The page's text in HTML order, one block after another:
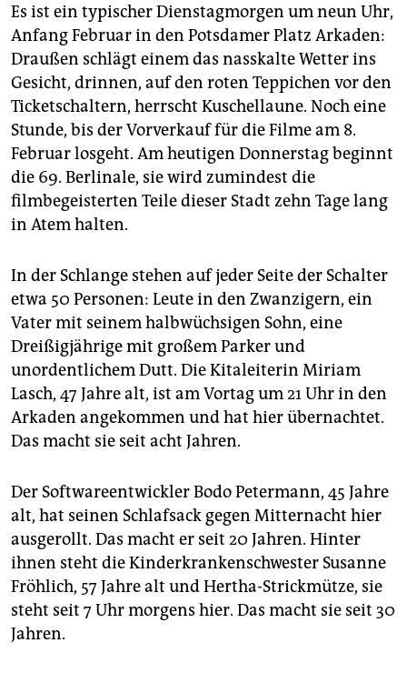
unterstützen
abo
genossenschaft
epaper login
Es ist ein typischer Dienstagmorgen um neun Uhr,
Anfang Februar in den Potsdamer Platz Arkaden:
Draußen schlägt einem das nasskalte Wetter ins
Gesicht, drinnen, auf den roten Teppichen vor den
Ticketschaltern, herrscht Kuschellaune. Noch eine
Stunde, bis der Vorverkauf für die Filme am 8.
Februar losgeht. Am heutigen Donnerstag beginnt
die 69. Berlinale, sie wird zumindest die
filmbegeisterten Teile dieser Stadt zehn Tage lang
in Atem halten.
In der Schlange stehen auf jeder Seite der Schalter
etwa 50 Personen: Leute in den Zwanzigern, ein
Vater mit seinem halbwüchsigen Sohn, eine
Dreißigjährige mit großem Parker und
unordentlichem Dutt. Die Kitaleiterin Miriam
Lasch, 47 Jahre alt, ist am Vortag um 21 Uhr in den
Arkaden angekommen und hat hier übernachtet.
Das macht sie seit acht Jahren.
Der Softwareentwickler Bodo Petermann, 45 Jahre
alt, hat seinen Schlafsack gegen Mitternacht hier
ausgerollt. Das macht er seit 20 Jahren. Hinter
ihnen steht die Kinderkrankenschwester Susanne
Fröhlich, 57 Jahre alt und Hertha-Strickmütze, sie
steht seit 7 Uhr morgens hier. Das macht sie seit 30
Jahren.